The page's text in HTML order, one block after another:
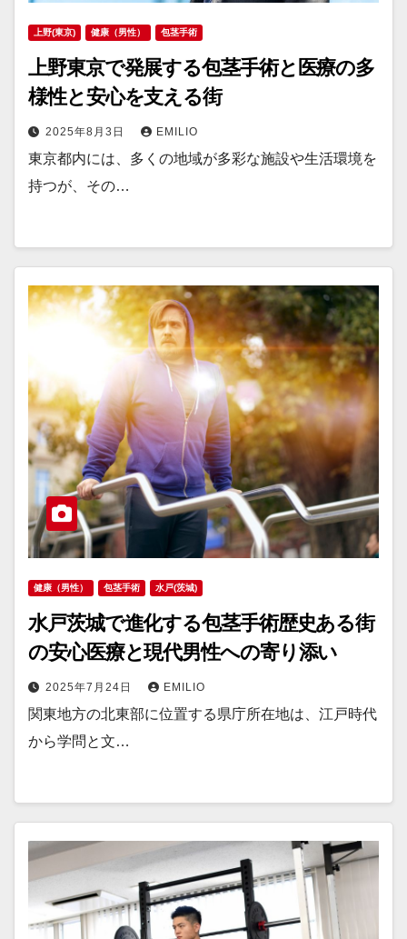
上野(東京) 健康（男性） 包茎手術
上野東京で発展する包茎手術と医療の多
様性と安心を支える街
2025年8月3日 EMILIO
東京都内には、多くの地域が多彩な施設や生活環境を
持つが、その…
健康（男性） 包茎手術 水戸(茨城)
水戸茨城で進化する包茎手術歴史ある街
の安心医療と現代男性への寄り添い
2025年7月24日 EMILIO
関東地方の北東部に位置する県庁所在地は、江戸時代
から学問と文…